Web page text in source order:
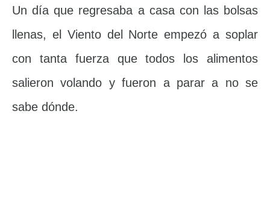
Un día que regresaba a casa con las bolsas
llenas, el Viento del Norte empezó a soplar
con tanta fuerza que todos los alimentos
salieron volando y fueron a parar a no se
sabe dónde.